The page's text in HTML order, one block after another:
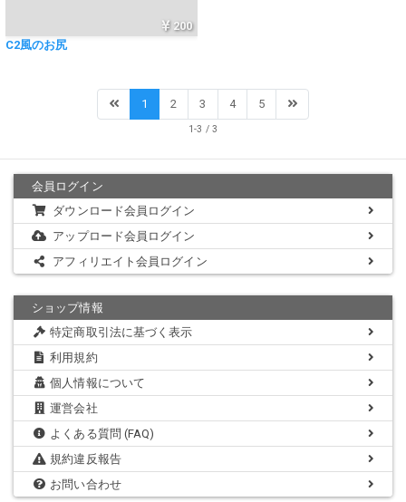
200
C2風のお尻
1 2 3 4 5
1-3 / 3
会員ログイン
ダウンロード会員ログイン
アップロード会員ログイン
アフィリエイト会員ログイン
ショップ情報
特定商取引法に基づく表示
利用規約
個人情報について
運営会社
よくある質問 (FAQ)
規約違反報告
お問い合わせ